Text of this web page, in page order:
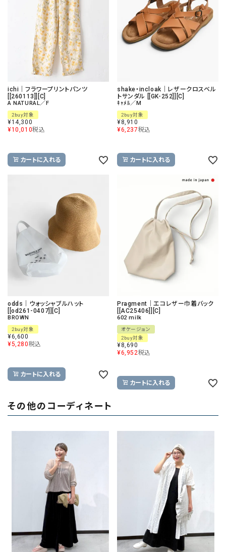
ichi｜フラワープリントパンツ
[[260113]][C]
A NATURAL／F
2buy対象
¥14,300
¥10,010税込
カートに入れる
shake・incloak｜レザークロスベル
トサンダル [[GK-252]][C]
ｷｬﾒﾙ／M
2buy対象
¥8,910
¥6,237税込
カートに入れる
odds｜ウォッシャブルハット
[[od261-0407]][C]
BROWN
2buy対象
¥6,600
¥5,280税込
カートに入れる
Pragment｜エコレザー巾着バック
[[AC25406]][C]
602 milk
オケージョン
2buy対象
¥8,690
¥6,952税込
カートに入れる
その他のコーディネート